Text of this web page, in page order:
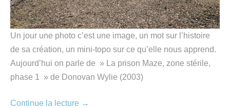
Un jour une photo c’est une image, un mot sur l’histoire
de sa création, un mini-topo sur ce qu’elle nous apprend.
Aujourd’hui on parle de » La prison Maze, zone stérile,
phase 1 » de Donovan Wylie (2003)
Continue la lecture →